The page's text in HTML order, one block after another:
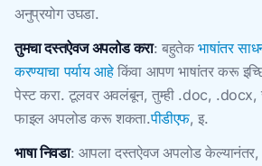
अनुप्रयोग उघडा.
तुमचा दस्तऐवज अपलोड करा: बहुतेकभाषांतर
करण्याचा पर्याय आहेकिंवा आपण भाषांतर करू
पेस्ट करा. टूलवर अवलंबून, तुम्ही .doc, .docx,
फाइल अपलोड करू शकता.पीडीएफ, इ.
भाषा निवडा: आपला दस्तऐवज अपलोड केल्यानंतर,